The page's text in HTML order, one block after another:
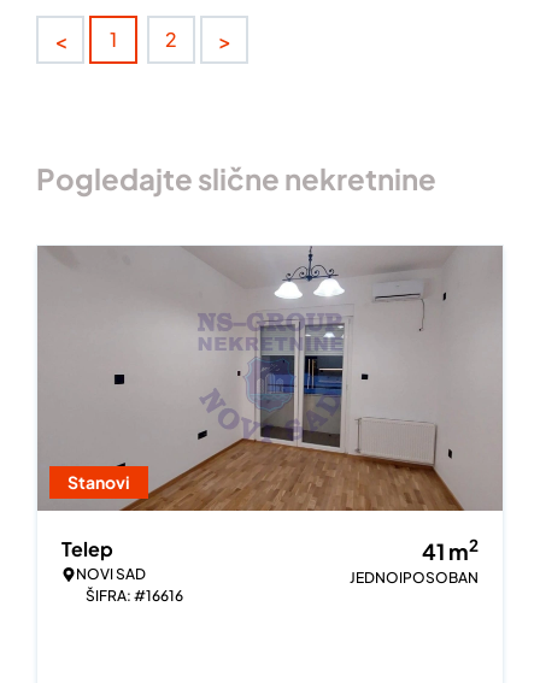
< 1 2 >
Pogledajte slične nekretnine
Stanovi
Telep
NOVI SAD
ŠIFRA: #16616
41 m2
JEDNOIPOSOBAN